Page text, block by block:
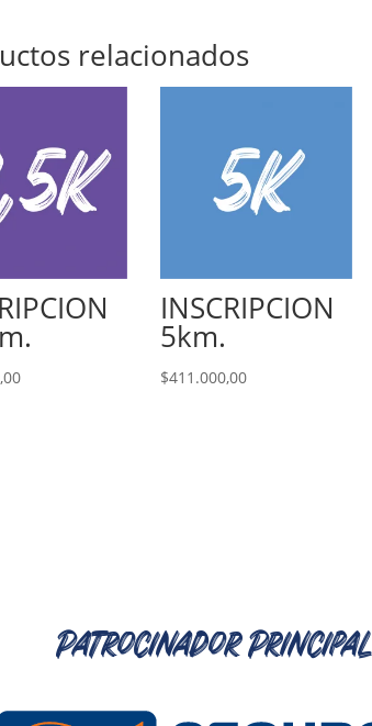
relacionados
INSCRIPCION
5km.
$411.000,00
Patrocinador Principal